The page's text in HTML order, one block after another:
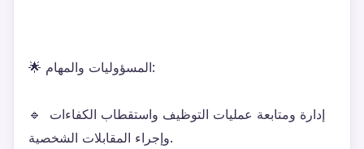
🌟 المسؤوليات والمهام:
🔹 إدارة ومتابعة عمليات التوظيف واستقطاب الكفاءات
وإجراء المقابلات الشخصية.